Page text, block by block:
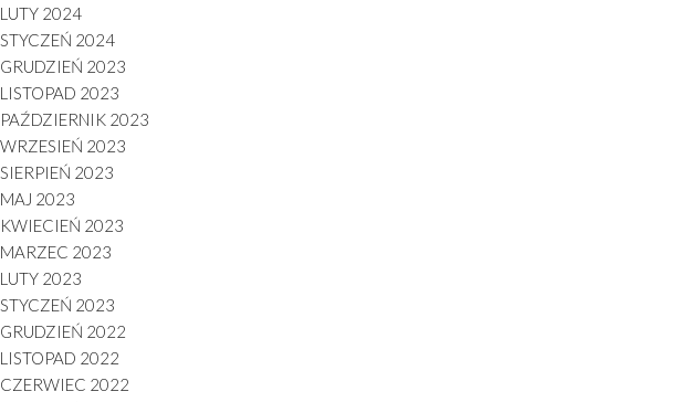
LUTY 2024
STYCZEŃ 2024
GRUDZIEŃ 2023
LISTOPAD 2023
PAŹDZIERNIK 2023
WRZESIEŃ 2023
SIERPIEŃ 2023
MAJ 2023
KWIECIEŃ 2023
MARZEC 2023
LUTY 2023
STYCZEŃ 2023
GRUDZIEŃ 2022
LISTOPAD 2022
CZERWIEC 2022